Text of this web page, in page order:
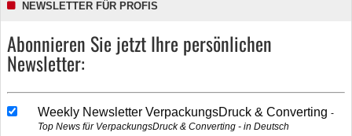
NEWSLETTER FÜR PROFIS
Abonnieren Sie jetzt Ihre persönlichen
Newsletter:
Weekly Newsletter VerpackungsDruck & Converting
Top News für VerpackungsDruck & Converting - in Deutsch